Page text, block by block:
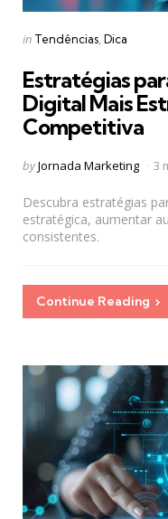
Categories
Posted
in Tendências Dica
Estratégias
Digital Mais
Competitiva
Posted
byJornada Marketing 3
Descubra estratégias
estratégica, aumentar
consistentes.
Continue Reading